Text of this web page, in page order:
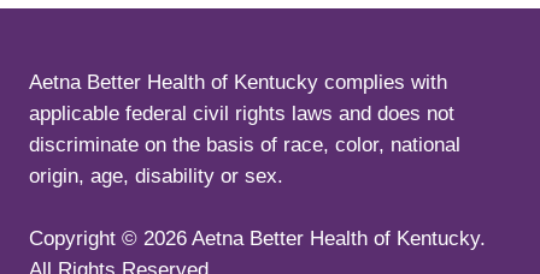
Aetna Better Health of Kentucky complies with
applicable federal civil rights laws and does not
discriminate on the basis of race, color, national
origin, age, disability or sex.
Copyright © 2026 Aetna Better Health of Kentucky.
All Rights Reserved.